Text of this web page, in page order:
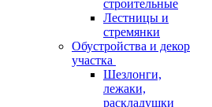
строительные
Лестницы и
стремянки
Обустройства и декор
участка
Шезлонги,
лежаки,
раскладушки